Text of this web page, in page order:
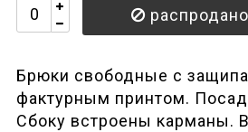
распродано
Брюки свободные с
фактурным принтом.
Сбоку встроены карманы.